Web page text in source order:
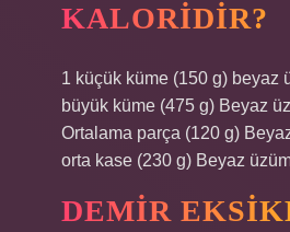
KALORIDIR?
1 küçük küme (150 g) beyaz
büyük küme (475 g) Beyaz
Ortalama parça (120 g)
orta kase (230 g) Beyaz
DEMIR